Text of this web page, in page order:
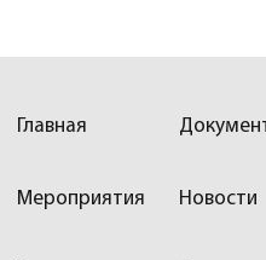
Главная
Мероприятия
Новости